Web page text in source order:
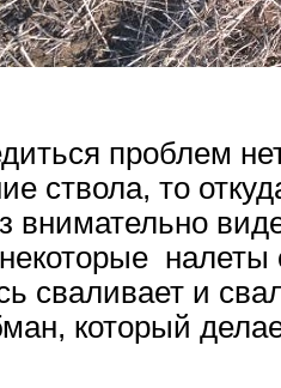
проблем
ствола, то
внимательно
сваливает и
который